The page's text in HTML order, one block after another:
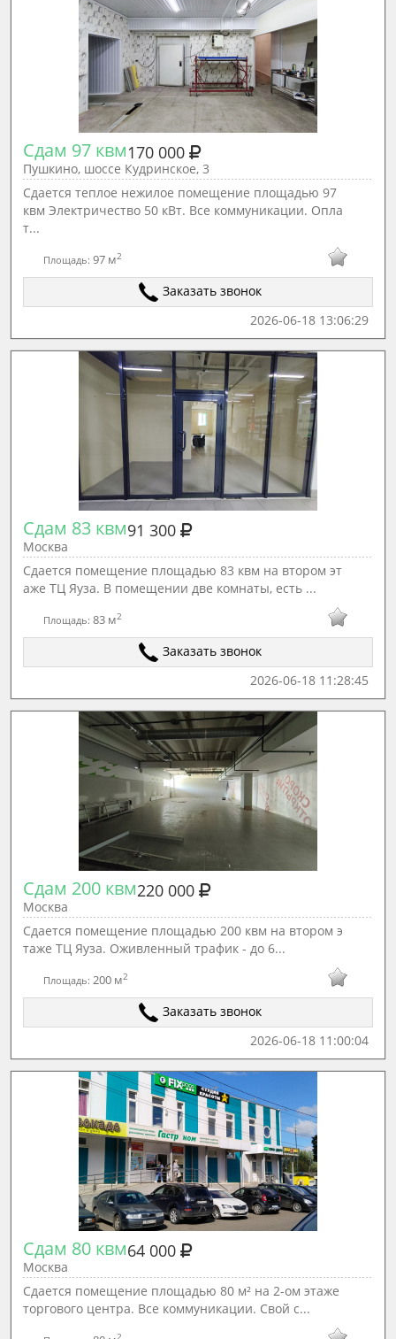
Сдам 97 квм170 000
Пушкино, шоссе Кудринское, 3
Сдается теплое нежилое помещение площадью 97
квм Электричество 50 кВт. Все коммуникации. Опла
т...
Площадь:97 м2
Заказать звонок
2026-06-18 13:06:29
Сдам 83 квм91 300
Москва
Сдается помещение площадью 83 квм на втором эт
аже ТЦ Яуза. В помещении две комнаты, есть ...
Площадь:83 м2
Заказать звонок
2026-06-18 11:28:45
Сдам 200 квм220 000
Москва
Сдается помещение площадью 200 квм на втором э
таже ТЦ Яуза. Оживленный трафик - до 6...
Площадь: 200 м2
Заказать звонок
2026-06-18 11:00:04
Сдам 80 квм64 000
Москва
Сдается помещение площадью 80 м² на 2-ом этаже
торгового центра. Все коммуникации. Свой с...
2